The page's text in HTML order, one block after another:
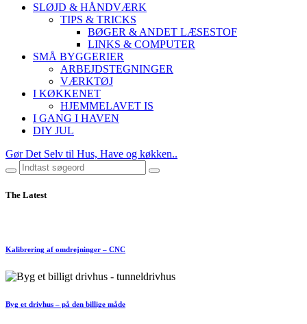
SLØJD & HÅNDVÆRK
TIPS & TRICKS
BØGER & ANDET LÆSESTOF
LINKS & COMPUTER
SMÅ BYGGERIER
ARBEJDSTEGNINGER
VÆRKTØJ
I KØKKENET
HJEMMELAVET IS
I GANG I HAVEN
DIY JUL
Gør Det Selv til Hus, Have og køkken..
The Latest
Kalibrering af omdrejninger – CNC
Byg et drivhus – på den billige måde